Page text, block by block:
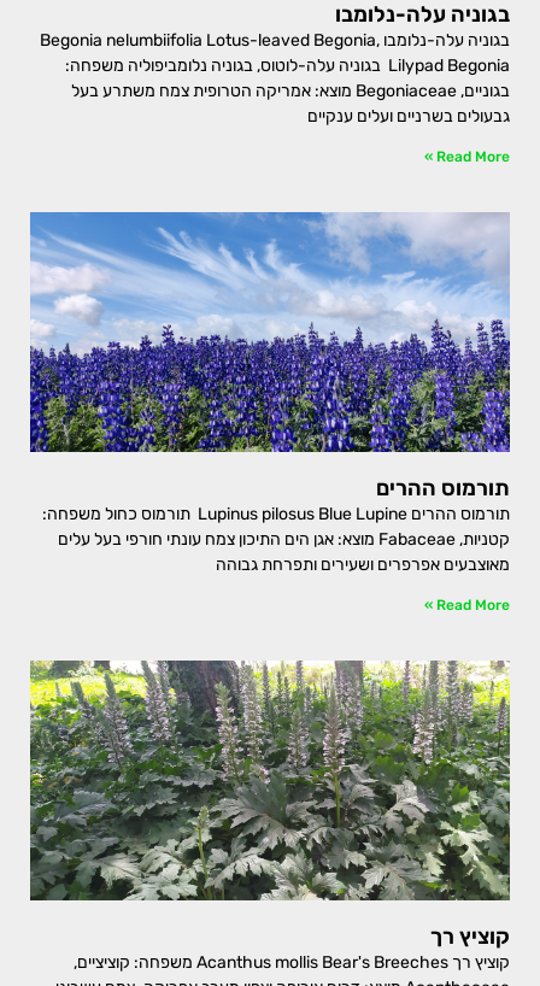
בגוניה עלה-נלומבו
בגוניה עלה-נלומבו Begonia nelumbiifolia Lotus-leaved Begonia,
Lilypad Begonia בגוניה עלה-לוטוס, בגוניה נלומביפוליה משפחה:
בגוניים, Begoniaceae מוצא: אמריקה הטרופית צמח משתרע בעל
גבעולים בשרניים ועלים ענקיים
Read More »
תורמוס ההרים
תורמוס ההרים Lupinus pilosus Blue Lupine תורמוס כחול משפחה:
קטניות, Fabaceae מוצא: אגן הים התיכון צמח עונתי חורפי בעל עלים
מאוצבעים אפרפרים ושעירים ותפרחת גבוהה
Read More »
קוציץ רך
קוציץ רך Acanthus mollis Bear's Breeches משפחה: קוציציים,